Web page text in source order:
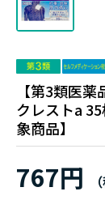
【第3類医
クレストa
象商品】
767円